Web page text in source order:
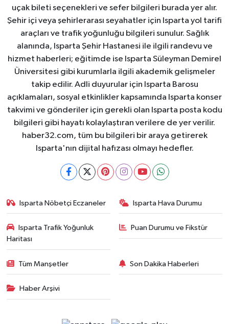
uçak bileti seçenekleri ve sefer bilgileri burada yer alır.
Şehir içi veya şehirlerarası seyahatler için Isparta yol tarifi
araçları ve trafik yoğunluğu bilgileri sunulur. Sağlık
alanında, Isparta Şehir Hastanesi ile ilgili randevu ve
hizmet haberleri; eğitimde ise Isparta Süleyman Demirel
Üniversitesi gibi kurumlarla ilgili akademik gelişmeler
takip edilir. Adli duyurular için Isparta Barosu
açıklamaları, sosyal etkinlikler kapsamında Isparta konser
takvimi ve gönderiler için gerekli olan Isparta posta kodu
bilgileri gibi hayatı kolaylaştıran verilere de yer verilir.
haber32.com, tüm bu bilgileri bir araya getirerek
Isparta'nın dijital hafızası olmayı hedefler.
Isparta Nöbetçi Eczaneler Isparta Hava Durumu
Isparta Trafik Yoğunluk
Haritası
Puan Durumu ve Fikstür
Tüm Manşetler Son Dakika Haberleri
Haber Arşivi